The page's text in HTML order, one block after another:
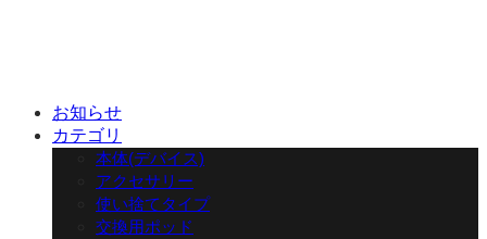
お知らせ
カテゴリ
本体(デバイス)
アクセサリー
使い捨てタイプ
交換用ポッド